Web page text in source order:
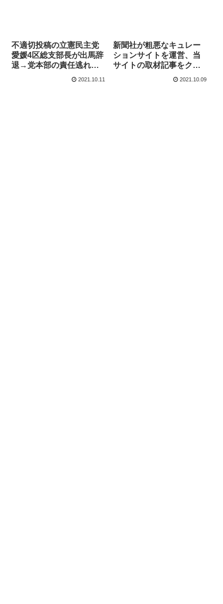
不適切投稿の立憲民主党
愛媛4区総支部長が出馬辞
退→党本部の責任逃れが
酷い【マガジン134号】
2021.10.11
新聞社が粗悪なキュレー
ションサイトを運営、当
サイトの取材記事をクレ
ジット無しに利用【マガ
2021.10.09